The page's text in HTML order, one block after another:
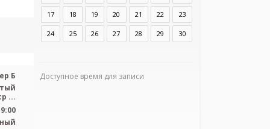
Б
...
17 18 19 20 21 22 23
24 25 26 27 28 29 30
Доступное время для записи